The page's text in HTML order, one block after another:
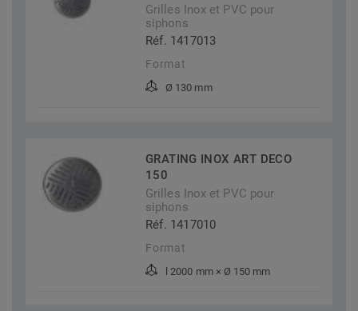
Grilles Inox et PVC pour
siphons
Réf. 1417013
Format
Ø 130 mm
GRATING INOX ART DECO
150
Grilles Inox et PVC pour
siphons
Réf. 1417010
Format
l 2000 mm × Ø 150 mm